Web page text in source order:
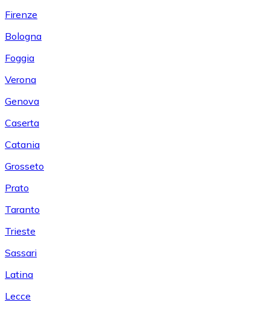
Firenze
Bologna
Foggia
Verona
Genova
Caserta
Catania
Grosseto
Prato
Taranto
Trieste
Sassari
Latina
Lecce